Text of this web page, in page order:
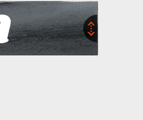
поиск